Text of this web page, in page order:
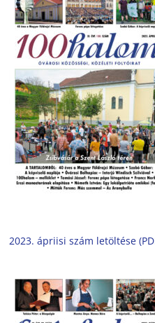
2023. ápriisi szám letöltése